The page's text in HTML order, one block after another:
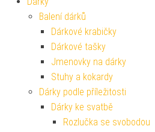
Balení dárků
Dárkové krabičky
Dárkové tašky
Jmenovky na dárky
Stuhy a kokardy
Dárky podle příležitosti
Dárky ke svatbě
Rozlučka se svobodou